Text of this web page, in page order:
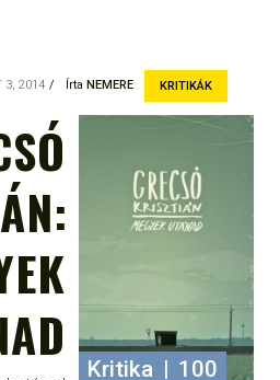
KRITIKÁK
Írta NEMERE
3, 2014
Kritika | 100